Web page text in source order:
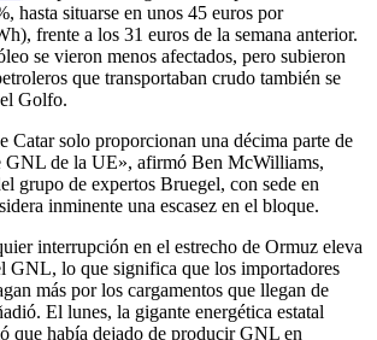
hasta situarse en unos 45 euros por
frente a los 31 euros de la semana anterior.
se vieron menos afectados, pero subieron
que transportaban crudo también se
Golfo.
Catar solo proporcionan una décima parte de
GNL de la UE», afirmó Ben McWilliams,
grupo de expertos Bruegel, con sede en
inminente una escasez en el bloque.
interrupción en el estrecho de Ormuz eleva
GNL, lo que significa que los importadores
más por los cargamentos que llegan de
El lunes, la gigante energética estatal
que había dejado de producir GNL en